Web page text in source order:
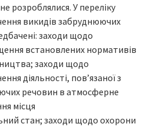
розроблялися. У переліку
викидів забруднюючих
заходи щодо
встановлених нормативів
заходи щодо
діяльності, пов’язаної з
речовин в атмосферне
місця
стан; заходи щодо охорони